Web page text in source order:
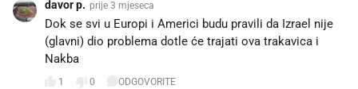
davor p. prije 3 mjeseca
Dok se svi u Europi i Americi budu pravili da Izrael nije
(glavni) dio problema dotle će trajati ova trakavica i
Nakba
1 0 ODGOVORITE